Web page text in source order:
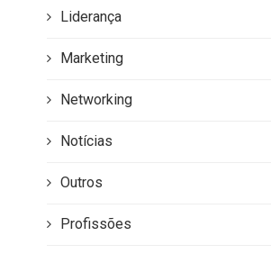
Liderança
Marketing
Networking
Notícias
Outros
Profissões